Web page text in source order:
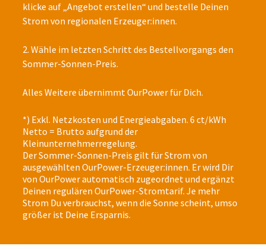
klicke auf „Angebot erstellen“ und bestelle Deinen
Strom von regionalen Erzeuger:innen.
2. Wähle im letzten Schritt des Bestellvorgangs den
Sommer-Sonnen-Preis.
Alles Weitere übernimmt OurPower für Dich.
*) Exkl. Netzkosten und Energieabgaben. 6 ct/kWh
Netto = Brutto aufgrund der
Kleinunternehmerregelung.
Der Sommer-Sonnen-Preis gilt für Strom von
ausgewählten OurPower-Erzeuger:innen. Er wird Dir
von OurPower automatisch zugeordnet und ergänzt
Deinen regulären OurPower-Stromtarif. Je mehr
Strom Du verbrauchst, wenn die Sonne scheint, umso
größer ist Deine Ersparnis.